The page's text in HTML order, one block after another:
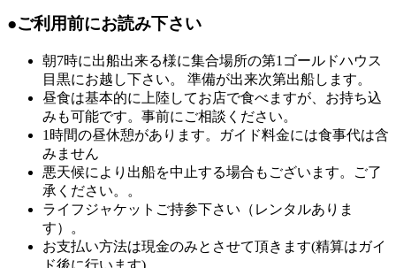
●ご利用前にお読み下さい
朝7時に出船出来る様に集合場所の第1ゴールドハウス
目黒にお越し下さい。 準備が出来次第出船します。
昼食は基本的に上陸してお店で食べますが、お持ち込
みも可能です。事前にご相談ください。
1時間の昼休憩があります。ガイド料金には食事代は含
みません
悪天候により出船を中止する場合もございます。ご了
承ください。。
ライフジャケットご持参下さい（レンタルありま
す）。
お支払い方法は現金のみとさせて頂きます(精算はガイ